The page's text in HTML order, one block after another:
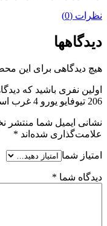
نظرات (0)
دیدگاهها
هیچ دیدگاهی برای این
اولین نفری باشید که
206 تیوفایو یورو 4 غرب استیل (ماو)”
نشانی ایمیل شما منتشر
علامت‌گذاری شده‌اند *
امتیاز شما
دیدگاه شما *